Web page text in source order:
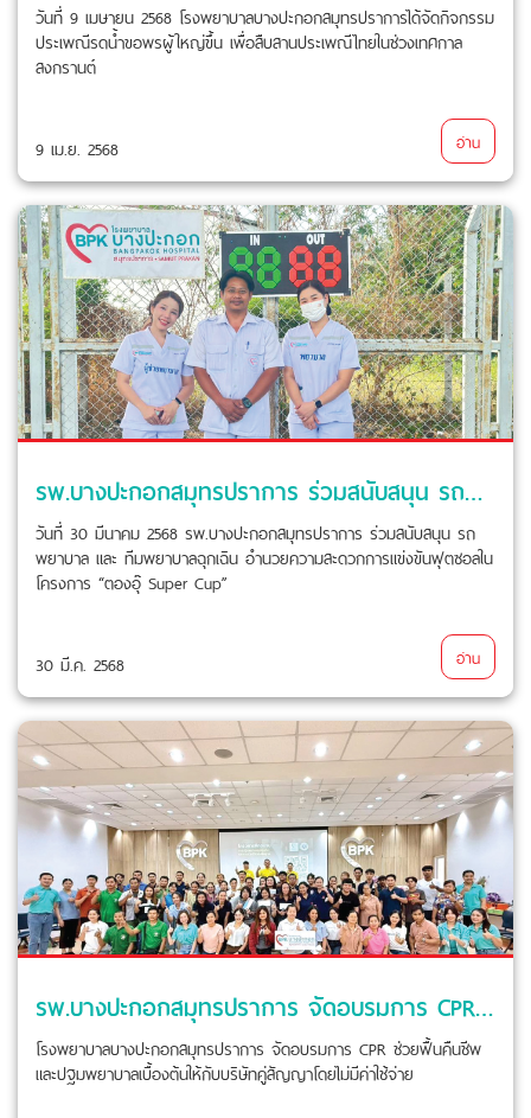
วันที่ 9 เมษายน 2568 โรงพยาบาลบางปะกอกสมุทรปราการได้จัดกิจกรรม
ประเพณีรดน้ำขอพรผู้ใหญ่ขึ้น เพื่อสืบสานประเพณีไทยในช่วงเทศกาล
สงกรานต์
9 เม.ย. 2568 อ่าน
รพ.บางปะกอกสมุทรปราการ ร่วมสนับสนุน รถพยาบาล และ ทีมพยาบาลฉุกเฉิน
วันที่ 30 มีนาคม 2568 รพ.บางปะกอกสมุทรปราการ ร่วมสนับสนุน รถ
พยาบาล และ ทีมพยาบาลฉุกเฉิน อำนวยความสะดวกการแข่งขันฟุตซอลใน
โครงการ “ตองอุ๊ Super Cup”
30 มี.ค. 2568 อ่าน
รพ.บางปะกอกสมุทรปราการ จัดอบรมการ CPR ช่วยฟื้นคืนชีพและปฐมพยาบาลเบื้องต้น
โรงพยาบาลบางปะกอกสมุทรปราการ จัดอบรมการ CPR ช่วยฟื้นคืนชีพ
และปฐมพยาบาลเบื้องต้นให้กับบริษัทคู่สัญญาโดยไม่มีค่าใช้จ่าย